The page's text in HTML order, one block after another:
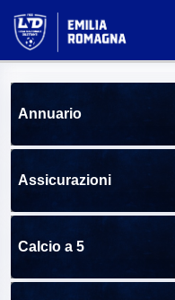
Annuario
Assicurazioni
Calcio a 5